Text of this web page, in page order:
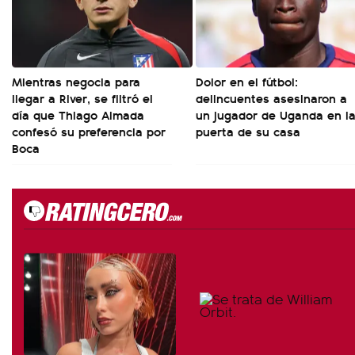
Mientras negocia para
llegar a River, se filtró el
día que Thiago Almada
confesó su preferencia por
Boca
Dolor en el fútbol:
delincuentes asesinaron a
un jugador de Uganda en la
puerta de su casa